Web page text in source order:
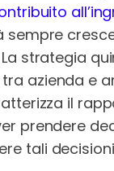
sempre
strategia
azienda e
il
prendere
tali